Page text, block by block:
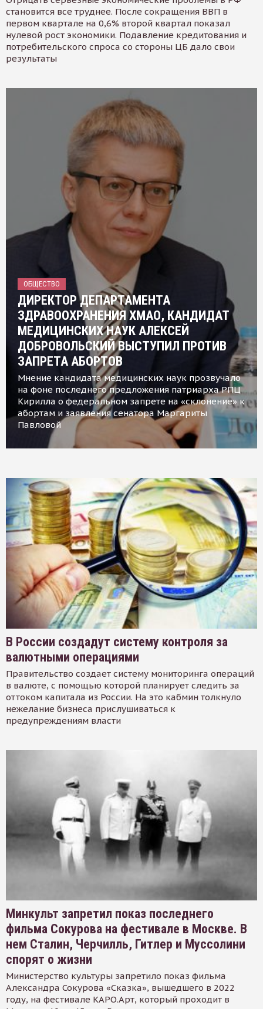
становится все труднее. После сокращения ВВП в
первом квартале на 0,6% второй квартал показал
нулевой рост экономики. Подавление кредитования и
потребительского спроса со стороны ЦБ дало свои
результаты
ОБЩЕСТВО
ДИРЕКТОР ДЕПАРТАМЕНТА
ЗДРАВООХРАНЕНИЯ ХМАО, КАНДИДАТ
МЕДИЦИНСКИХ НАУК АЛЕКСЕЙ
ДОБРОВОЛЬСКИЙ ВЫСТУПИЛ ПРОТИВ
ЗАПРЕТА АБОРТОВ
Мнение кандидата медицинских наук прозвучало
на фоне последнего предложения патриарха РПЦ
Кирилла о федеральном запрете на «склонение» к
абортам и заявления сенатора Маргариты
Павловой
В России создадут систему контроля за
валютными операциями
Правительство создает систему мониторинга операций
в валюте, с помощью которой планирует следить за
оттоком капитала из России. На это кабмин толкнуло
нежелание бизнеса прислушиваться к
предупреждениям власти
Минкульт запретил показ последнего
фильма Сокурова на фестивале в Москве. В
нем Сталин, Черчилль, Гитлер и Муссолини
спорят о жизни
Министерство культуры запретило показ фильма
Александра Сокурова «Сказка», вышедшего в 2022
году, на фестивале КАРО.Арт, который проходит в